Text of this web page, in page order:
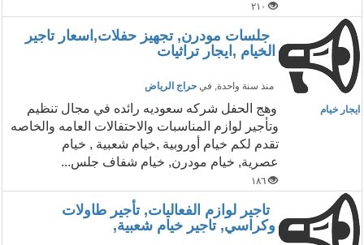
٢١٠
جلسات مودرن, تجهيز حفلات,اسعار تاجير
الخيام ,ايجار تراثيات
منذ سنة واحدة, في حراج الرياض
ايجار خيام
وهج الحفل شركه سعوديه رائده في مجال تنظيم
وتأجير لوازم المناسبات والاحتفالات العامه والخاصه
تقدم لكم خيام أوروبية ,خيام شعبية , خيام
عصرية, خيام مودرن, خيام شفاف جلس...
١٨٦
تاجير لوازم الفعاليات, تأجير طاولات
وكراسي, تاجير خيام شعبية,